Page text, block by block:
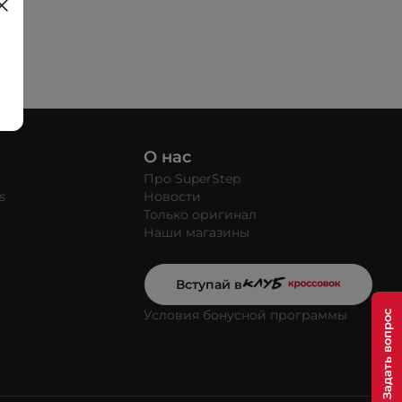
О нас
Про SuperStep
Новости
Только оригинал
Наши магазины
Вступай в
Условия бонусной программы